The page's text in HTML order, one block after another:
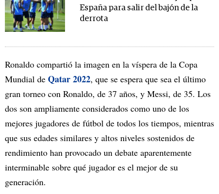
España para salir del bajón de la
derrota
Ronaldo compartió la imagen en la víspera de la Copa
Mundial de Qatar 2022, que se espera que sea el último
gran torneo con Ronaldo, de 37 años, y Messi, de 35. Los
dos son ampliamente considerados como uno de los
mejores jugadores de fútbol de todos los tiempos, mientras
que sus edades similares y altos niveles sostenidos de
rendimiento han provocado un debate aparentemente
interminable sobre qué jugador es el mejor de su
generación.